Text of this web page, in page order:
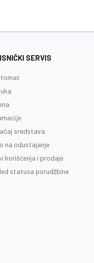
SERVIS
sredstava
na odustajanje
korišćenja i prodaje
statusa porudžbine